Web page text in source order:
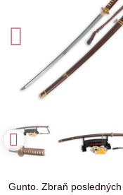
Gunto. Zbraň